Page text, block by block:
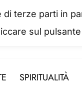
è come il
SPIRITUALITÀ
terze parti in
sul